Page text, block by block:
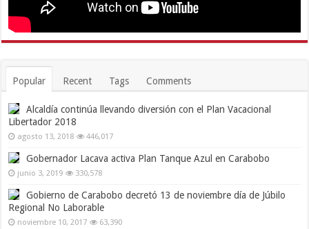
Popular Recent Tags Comments
Alcaldía continúa llevando diversión con el Plan Vacacional
Libertador 2018
agosto 13, 2018 446,017
Gobernador Lacava activa Plan Tanque Azul en Carabobo
junio 3, 2019 330,578
Gobierno de Carabobo decretó 13 de noviembre día de Júbilo
Regional No Laborable
noviembre 10, 2017 63,390